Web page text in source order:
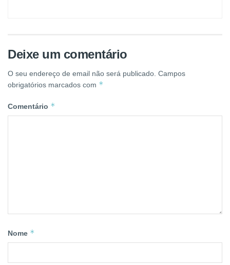
Deixe um comentário
O seu endereço de email não será publicado. Campos
obrigatórios marcados com *
Comentário *
Nome *